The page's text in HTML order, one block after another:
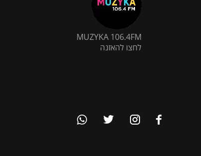
MUZYKA 106.4FM
לחצו להאזנה